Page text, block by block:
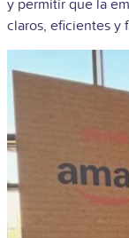
y permitir que la
claros, eficientes y